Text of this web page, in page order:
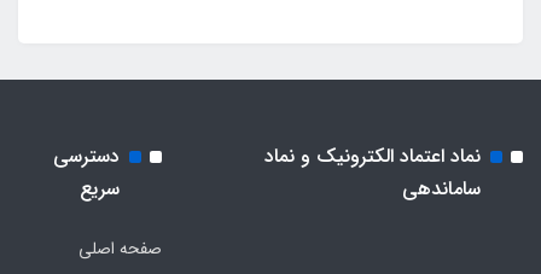
نماد اعتماد الکترونیک و نماد
ساماندهی
دسترسی
سریع
صفحه اصلی